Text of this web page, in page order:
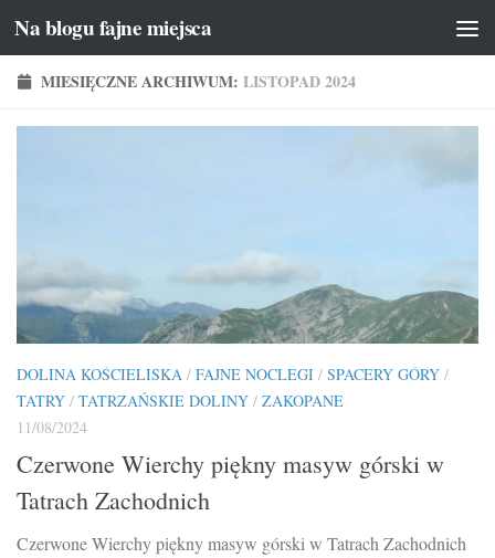
Przeskocz do treści
Na blogu fajne miejsca
MIESIĘCZNE ARCHIWUM: LISTOPAD 2024
DOLINA KOŚCIELISKA / FAJNE NOCLEGI / SPACERY GÓRY /
TATRY / TATRZAŃSKIE DOLINY / ZAKOPANE
11/08/2024
Czerwone Wierchy piękny masyw górski w
Tatrach Zachodnich
Czerwone Wierchy piękny masyw górski w Tatrach Zachodnich